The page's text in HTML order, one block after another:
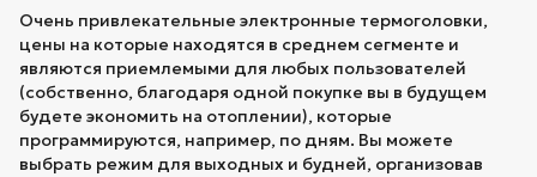
Очень привлекательные электронные термоголовки,
цены на которые находятся в среднем сегменте и
являются приемлемыми для любых пользователей
(собственно, благодаря одной покупке вы в будущем
будете экономить на отоплении), которые
программируются, например, по дням. Вы можете
выбрать режим для выходных и будней, организовав